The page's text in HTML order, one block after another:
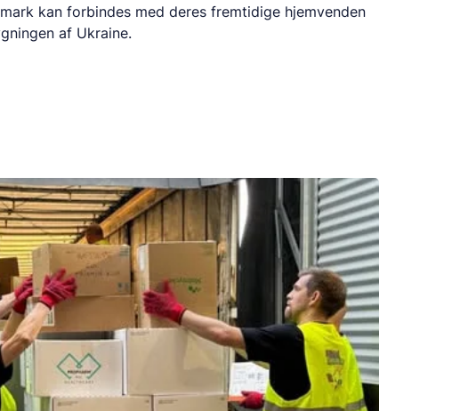
kan forbindes med deres fremtidige hjemvenden
af Ukraine.